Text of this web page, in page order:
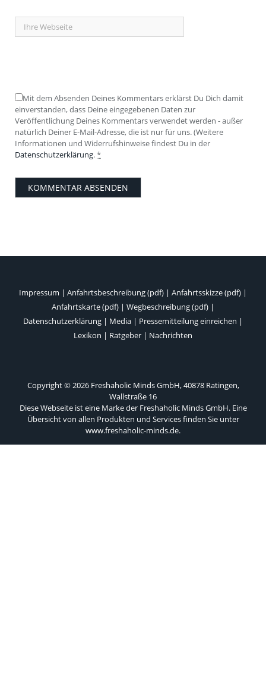
Mit dem Absenden Deines Kommentars erklärst Du Dich damit
einverstanden, dass Deine eingegebenen Daten zur
Veröffentlichung Deines Kommentars verwendet werden - außer
natürlich Deiner E-Mail-Adresse, die ist nur für uns. (Weitere
Informationen und Widerrufshinweise findest Du in der
Datenschutzerklärung.*
Impressum | Anfahrtsbeschreibung (pdf) | Anfahrtsskizze (pdf) |
Anfahrtskarte (pdf) | Wegbeschreibung (pdf) |
Datenschutzerklärung | Media | Pressemitteilung einreichen |
Lexikon | Ratgeber | Nachrichten
Copyright © 2026 Freshaholic Minds GmbH, 40878 Ratingen,
Wallstraße 16
Diese Webseite ist eine Marke der Freshaholic Minds GmbH. Eine
Übersicht von allen Produkten und Services finden Sie unter
www.freshaholic-minds.de.